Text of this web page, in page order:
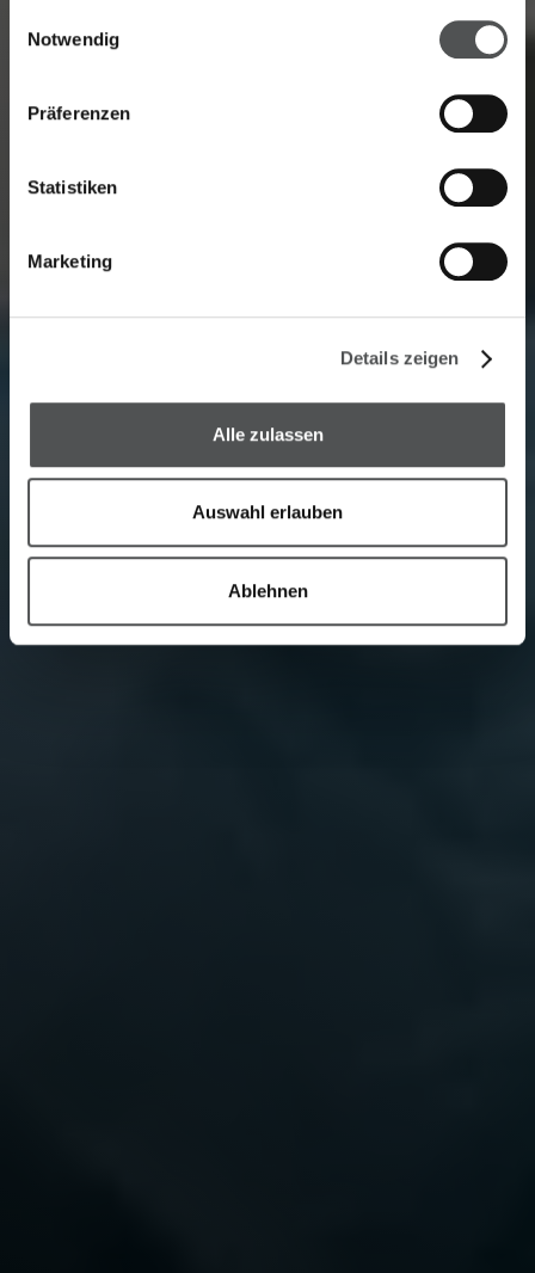
Notwendig
Präferenzen
Statistiken
Marketing
Details zeigen
Alle zulassen
Auswahl erlauben
Ablehnen